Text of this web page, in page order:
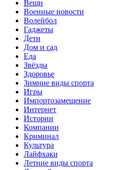
Вещи
Военные новости
Волейбол
Гаджеты
Дети
Дом и сад
Еда
Звёзды
Здоровье
Зимние виды спорта
Игры
Импортозамещение
Интернет
Истории
Компании
Криминал
Культура
Лайфхаки
Летние виды спорта